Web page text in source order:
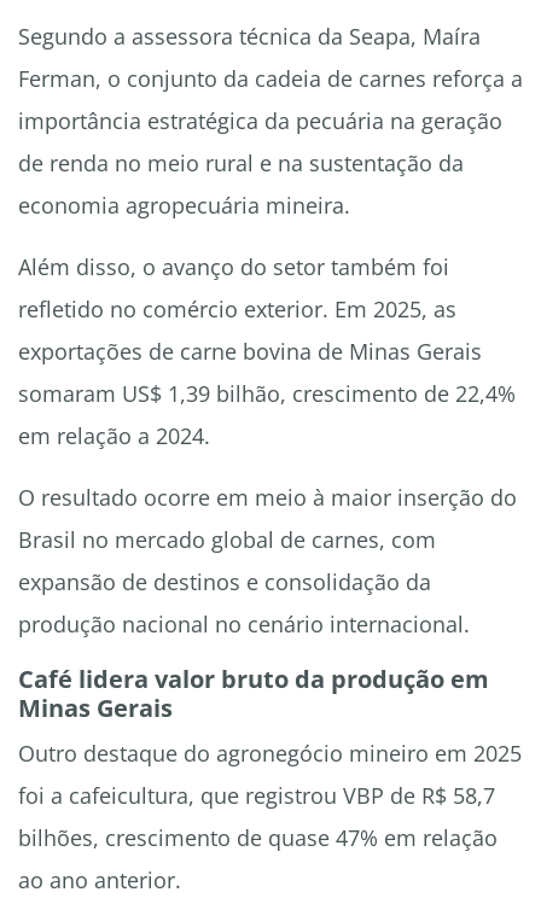
Segundo a assessora técnica da Seapa, Maíra
Ferman, o conjunto da cadeia de carnes reforça a
importância estratégica da pecuária na geração
de renda no meio rural e na sustentação da
economia agropecuária mineira.
Além disso, o avanço do setor também foi
refletido no comércio exterior. Em 2025, as
exportações de carne bovina de Minas Gerais
somaram US$ 1,39 bilhão, crescimento de 22,4%
em relação a 2024.
O resultado ocorre em meio à maior inserção do
Brasil no mercado global de carnes, com
expansão de destinos e consolidação da
produção nacional no cenário internacional.
Café lidera valor bruto da produção em
Minas Gerais
Outro destaque do agronegócio mineiro em 2025
foi a cafeicultura, que registrou VBP de R$ 58,7
bilhões, crescimento de quase 47% em relação
ao ano anterior.